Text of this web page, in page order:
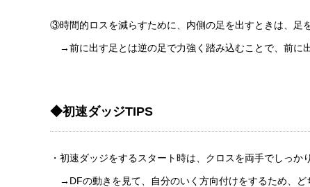
③時間的ロスを減らすために、内側の足を出すときは、足
→前に出す足とは逆の足で力強く踏み込むことで、前に
◆初速ダッジTIPS
・初速ダッジをするスタート時は、クロスを両手でしっか
→DFの動きを見て、自分のいく方向付けをするため、ど